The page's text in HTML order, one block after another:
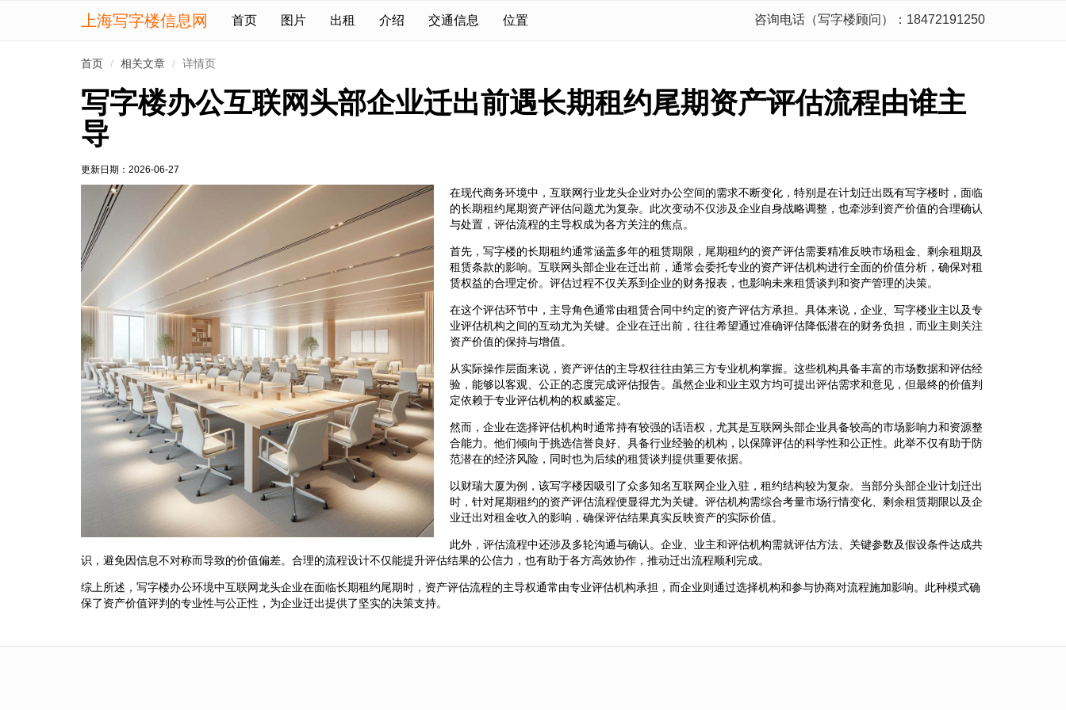
上海写字楼信息网 首页 图片 出租 介绍 交通信息 位置 咨询电话（写字楼顾问）：18472191250
首页 相关文章 详情页
写字楼办公互联网头部企业迁出前遇长期租约尾期资产评估流程由谁主
导
更新日期： 2026-06-27
在现代商务环境中，互联网行业龙头企业对办公空间的需求不断变化，特别是在计划迁出既有写字楼时，面临
的长期租约尾期资产评估问题尤为复杂。此次变动不仅涉及企业自身战略调整，也牵涉到资产价值的合理确认
与处置，评估流程的主导权成为各方关注的焦点。
首先，写字楼的长期租约通常涵盖多年的租赁期限，尾期租约的资产评估需要精准反映市场租金、剩余租期及
租赁条款的影响。互联网头部企业在迁出前，通常会委托专业的资产评估机构进行全面的价值分析，确保对租
赁权益的合理定价。评估过程不仅关系到企业的财务报表，也影响未来租赁谈判和资产管理的决策。
在这个评估环节中，主导角色通常由租赁合同中约定的资产评估方承担。具体来说，企业、写字楼业主以及专
业评估机构之间的互动尤为关键。企业在迁出前，往往希望通过准确评估降低潜在的财务负担，而业主则关注
资产价值的保持与增值。
从实际操作层面来说，资产评估的主导权往往由第三方专业机构掌握。这些机构具备丰富的市场数据和评估经
验，能够以客观、公正的态度完成评估报告。虽然企业和业主双方均可提出评估需求和意见，但最终的价值判
定依赖于专业评估机构的权威鉴定。
然而，企业在选择评估机构时通常持有较强的话语权，尤其是互联网头部企业具备较高的市场影响力和资源整
合能力。他们倾向于挑选信誉良好、具备行业经验的机构，以保障评估的科学性和公正性。此举不仅有助于防
范潜在的经济风险，同时也为后续的租赁谈判提供重要依据。
以财瑞大厦为例，该写字楼因吸引了众多知名互联网企业入驻，租约结构较为复杂。当部分头部企业计划迁出
时，针对尾期租约的资产评估流程便显得尤为关键。评估机构需综合考量市场行情变化、剩余租赁期限以及企
业迁出对租金收入的影响，确保评估结果真实反映资产的实际价值。
此外，评估流程中还涉及多轮沟通与确认。企业、业主和评估机构需就评估方法、关键参数及假设条件达成共
识，避免因信息不对称而导致的价值偏差。合理的流程设计不仅能提升评估结果的公信力，也有助于各方高效协作，推动迁出流程顺利完成。
综上所述，写字楼办公环境中互联网龙头企业在面临长期租约尾期时，资产评估流程的主导权通常由专业评估机构承担，而企业则通过选择机构和参与协商对流程施加影响。此种模式确
保了资产价值评判的专业性与公正性，为企业迁出提供了坚实的决策支持。